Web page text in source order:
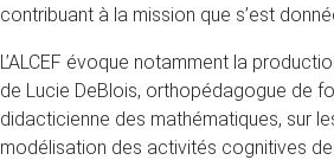
contribuant à la mission que s’est
L’ALCEF évoque notamment la
de Lucie DeBlois, orthopédagogue de
didacticienne des mathématiques, sur
modélisation des activités cognitives